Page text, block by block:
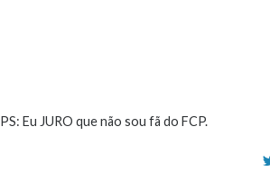
PS: Eu JURO que não sou fã do FCP.